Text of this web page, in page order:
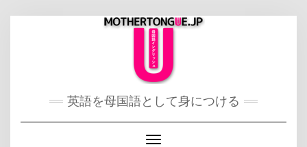
英語を母国語として身につける
Toggle Navigation